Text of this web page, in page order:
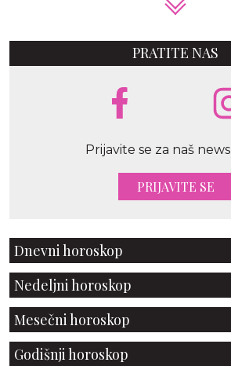
PRATITE NAS
Prijavite se za naš
PRIJAVITE SE
Dnevni horoskop
Nedeljni horoskop
Mesečni horoskop
Godišnji horoskop